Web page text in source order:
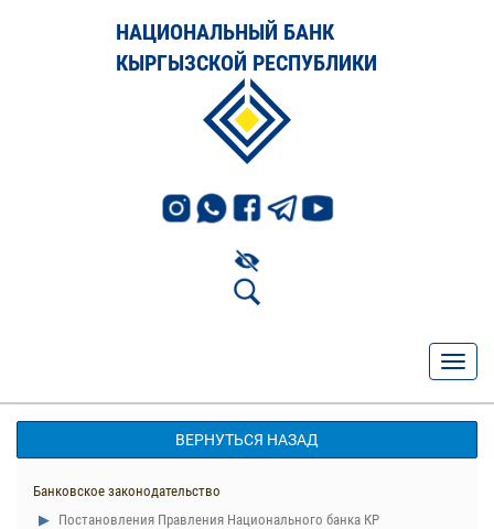
НАЦИОНАЛЬНЫЙ БАНК
КЫРГЫЗСКОЙ РЕСПУБЛИКИ
ВЕРНУТЬСЯ НАЗАД
Банковское законодательство
Постановления Правления Национального банка КР